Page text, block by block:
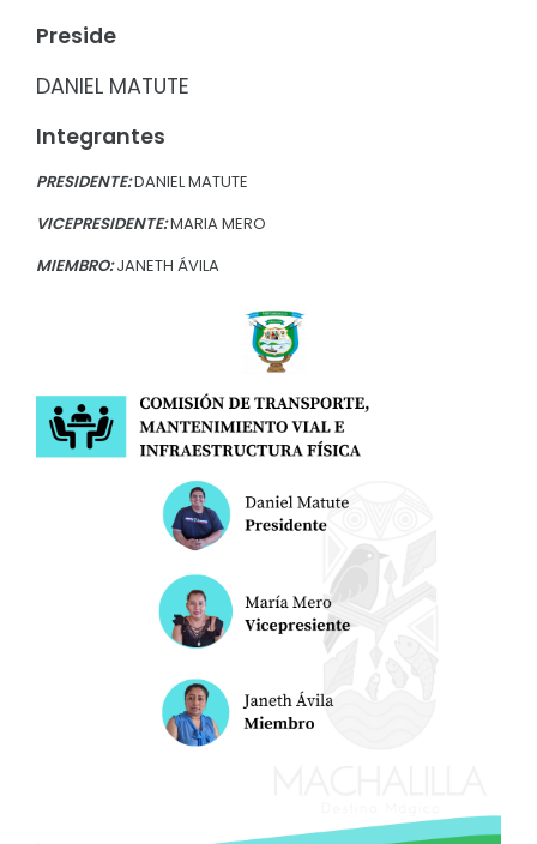
GEOGRAFÍA
Ubicación
Clima
Convocatorias
GESTIÓN ADMINISTRATIVA
Convenios Institucionales
Cédulas presupuestarias y balances
Procesos de contratación
Ejecución Presupuestaria
Preside
DANIEL MATUTE
Integrantes
PRESIDENTE:DANIEL MATUTE
VICEPRESIDENTE:MARIA MERO
MIEMBRO:JANETH ÁVILA